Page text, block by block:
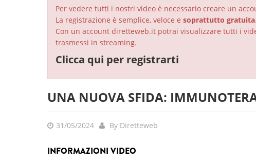
Per vedere tutti i nostri video è necessario creare un
La registrazione è semplice, veloce e soprattutto gratuita.
Con un account diretteweb.it potrai visualizzare tutti i
trasmessi in streaming.
Clicca qui per registrarti
UNA NUOVA SFIDA:
31/05/2024 By Diretteweb
INFORMAZIONI VIDEO